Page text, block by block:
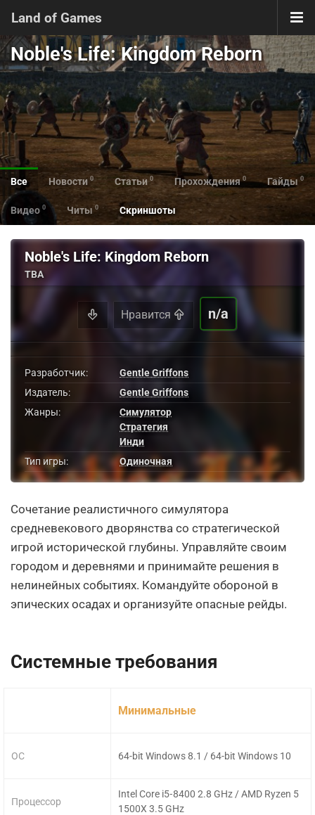
Land of Games
Noble's Life: Kingdom Reborn
Все Новости 0 Статьи 0 Прохождения 0 Гайды 0
Видео 0 Читы 0 Скриншоты
Noble's Life: Kingdom Reborn
TBA
Нравится n/a
Разработчик:
Gentle Griffons
Издатель:
Gentle Griffons
Жанры:
Симулятор
Стратегия
Инди
Тип игры:
Одиночная
Сочетание реалистичного симулятора
средневекового дворянства со стратегической
игрой исторической глубины. Управляйте своим
городом и деревнями и принимайте решения в
нелинейных событиях. Командуйте обороной в
эпических осадах и организуйте опасные рейды.
Системные требования
ОС
Процессор
Минимальные
64-bit Windows 8.1 / 64-bit Windows 10
Intel Core i5‑8400 2.8 GHz / AMD Ryzen 5
1500X 3.5 GHz